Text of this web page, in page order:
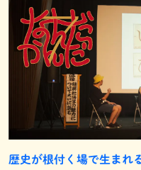
歴史が根付く場で生まれ